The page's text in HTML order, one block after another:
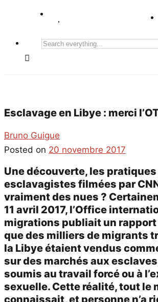
Search
Esclavage en Libye : merci
Bruno Guigue
Posted on 20 novembre 2017
Une découverte, les pratiques
esclavagistes filmées par
vraiment des nues ?
11 avril 2017, l’Office
migrations publiait un
que des milliers de migrants
la Libye étaient vendus
sur des marchés aux
soumis au travail forcé ou à
sexuelle. Cette réalité, tout le